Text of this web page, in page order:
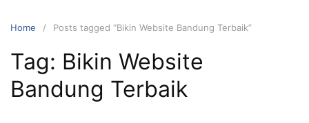
Home Posts tagged “Bikin Website Bandung Terbaik”
Tag: Bikin Website
Bandung Terbaik